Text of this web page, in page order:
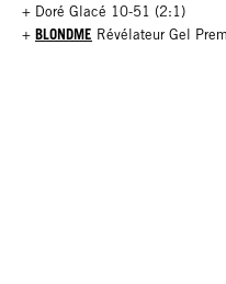
+ Doré Glacé 10-51 (2:1)
+ BLONDME Révélateur Gel